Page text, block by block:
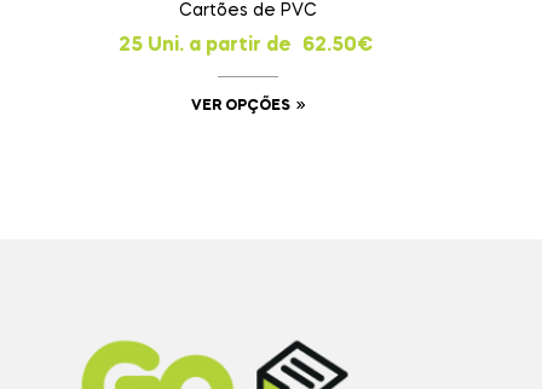
Cartões de PVC
25 Uni. a partir de 62.50€
VER OPÇÕES